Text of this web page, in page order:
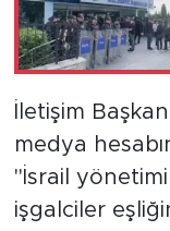
İletişim
medya
"İsrail
işgalciler